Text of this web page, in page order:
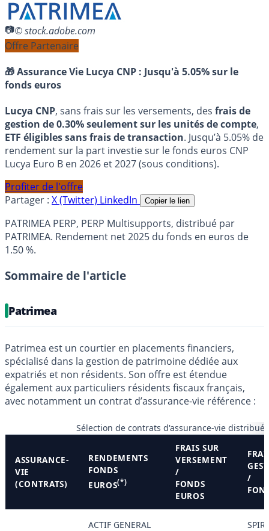
© stock.adobe.com
Offre Partenaire
🎁 Assurance Vie Lucya CNP : Jusqu'à 5.05% sur le
fonds euros
Lucya CNP, sans frais sur les versements, des frais de
gestion de 0.30% seulement sur les unités de compte,
ETF éligibles sans frais de transaction. Jusqu’à 5.05% de
rendement sur la part investie sur le fonds euros CNP
Lucya Euro B en 2026 et 2027 (sous conditions).
Profiter de l'offre
Partager : X (Twitter) LinkedIn Copier le lien
PATRIMEA PERP, PERP Multisupports, distribué par
PATRIMEA. Rendement net 2025 du fonds en euros de
1.50 %.
Sommaire de l'article
Patrimea
Patrimea est un courtier en placements financiers,
spécialisé dans la gestion de patrimoine dédiée aux
expatriés et non résidents. Son offre est étendue
également aux particuliers résidents fiscaux français,
avec notamment un contrat d’assurance-vie référence :
Sélection de contrats d'assurance-vie
ASSURANCE-
VIE
(CONTRATS)
RENDEMENTS
FONDS
EUROS(*)
FRAIS SUR
VERSEMENT
/
FONDS
EUROS
/
ACTIF GENERAL